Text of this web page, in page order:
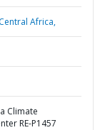
Africa,
Climate
RE-P1457